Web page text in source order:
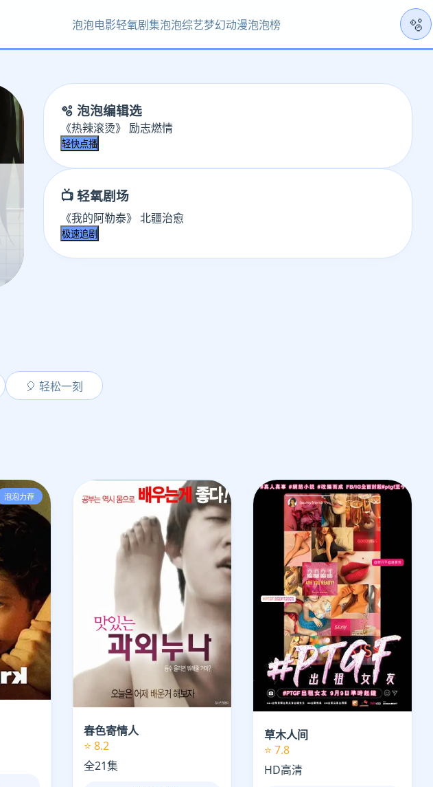
泡泡电影轻氧剧集泡泡综艺梦幻动漫泡泡榜 🫧
🫧 泡泡编辑选
《热辣滚烫》 励志燃情
轻快点播
📺 轻氧剧场
《我的阿勒泰》 北疆治愈
极速追剧
🎈 轻松一刻
泡泡力荐
春色寄情人
⭐ 8.2
全21集
草木人间
⭐ 7.8
HD高清